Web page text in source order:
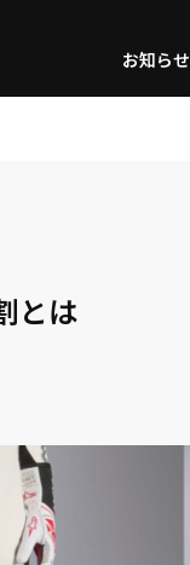
お知らせ
とは